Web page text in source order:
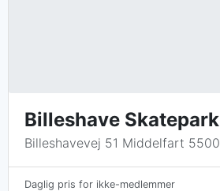
Billeshave Skatepark
Billeshavevej 51 Middelfart 5500
Daglig pris for ikke-medlemmer